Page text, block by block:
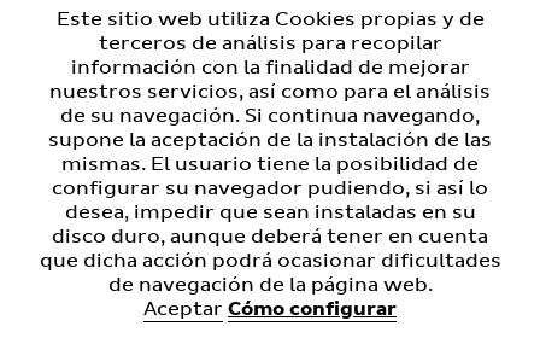
Política de Privacitat Avís Legal
Este sitio web utiliza Cookies propias y de
terceros de análisis para recopilar
información con la finalidad de mejorar
nuestros servicios, así como para el análisis
de su navegación. Si continua navegando,
supone la aceptación de la instalación de las
mismas. El usuario tiene la posibilidad de
configurar su navegador pudiendo, si así lo
desea, impedir que sean instaladas en su
disco duro, aunque deberá tener en cuenta
que dicha acción podrá ocasionar dificultades
de navegación de la página web.
Aceptar Cómo configurar